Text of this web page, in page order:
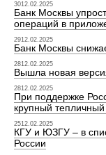
3012.02.2025
Банк Москвы
операций в
2912.02.2025
Банк Москвы
2812.02.2025
Вышла новая
2812.02.2025
При поддержке
крупный
2512.02.2025
КГУ и ЮЗГУ – в
России